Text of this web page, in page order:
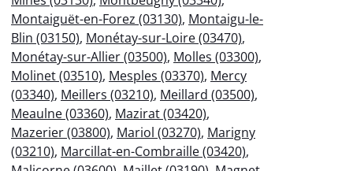
Montaiguët-en-Forez (03130), Montaigu-le-
Blin (03150), Monétay-sur-Loire (03470),
Monétay-sur-Allier (03500), Molles (03300),
Molinet (03510), Mesples (03370), Mercy
(03340), Meillers (03210), Meillard (03500),
Meaulne (03360), Mazirat (03420),
Mazerier (03800), Mariol (03270), Marigny
(03210), Marcillat-en-Combraille (03420),